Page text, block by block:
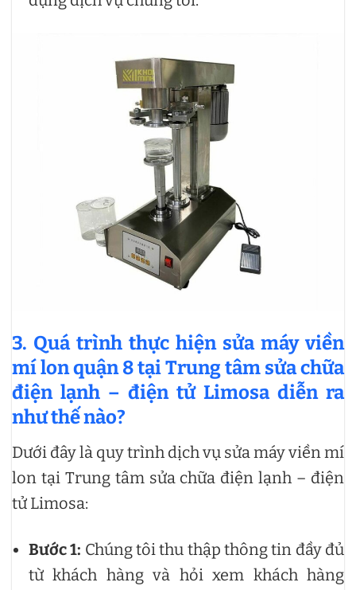
3. Quá trình thực hiện sửa máy viền
mí lon quận 8 tại Trung tâm sửa chữa
điện lạnh – điện tử Limosa diễn ra
như thế nào?
Dưới đây là quy trình dịch vụ sửa máy viền mí
lon tại Trung tâm sửa chữa điện lạnh – điện
tử Limosa:
Bước 1: Chúng tôi thu thập thông tin đầy đủ
từ khách hàng và hỏi xem khách hàng